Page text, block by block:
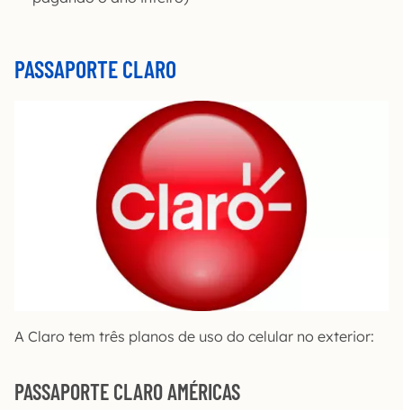
PASSAPORTE CLARO
A Claro tem três planos de uso do celular no exterior:
PASSAPORTE CLARO AMÉRICAS